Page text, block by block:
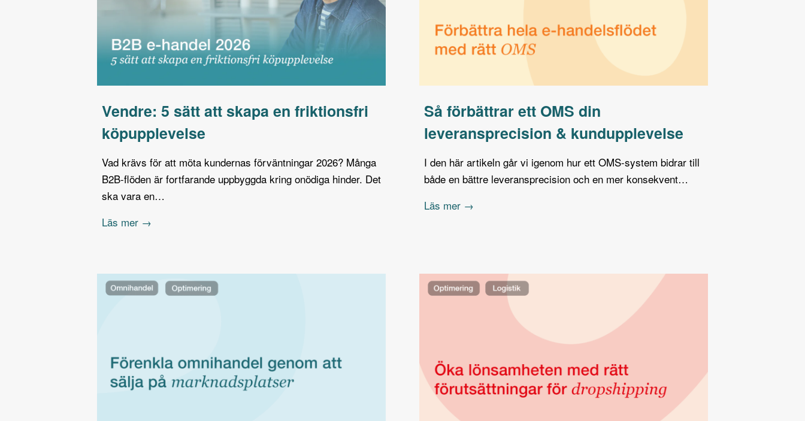
Vendre: 5 sätt att skapa en friktionsfri
köpupplevelse
Vad krävs för att möta kundernas förväntningar 2026? Många
B2B-flöden är fortfarande uppbyggda kring onödiga hinder. Det
ska vara en…
Läs mer →
Så förbättrar ett OMS din
leveransprecision & kundupplevelse
I den här artikeln går vi igenom hur ett OMS-system bidrar till
både en bättre leveransprecision och en mer konsekvent…
Läs mer →